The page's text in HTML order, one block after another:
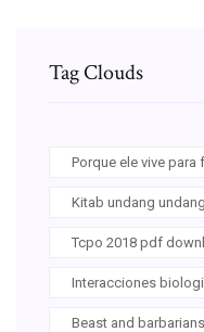
Tag Clouds
Porque ele vive para
Kitab undang
Tcpo 2018 pdf
Interacciones
Beast and